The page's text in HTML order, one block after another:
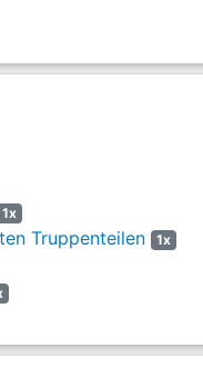
1x
Truppenteilen 1x